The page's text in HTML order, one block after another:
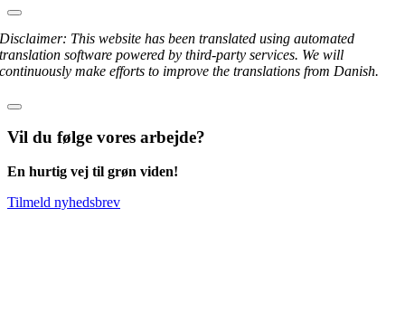
Disclaimer: This website has been translated using automated
translation software powered by third-party services. We will
continuously make efforts to improve the translations from Danish.
Vil du følge vores arbejde?
En hurtig vej til grøn viden!
Tilmeld nyhedsbrev